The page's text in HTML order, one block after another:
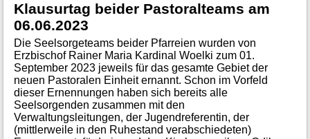
Klausurtag beider Pastoralteams am
06.06.2023
Die Seelsorgeteams beider Pfarreien wurden von
Erzbischof Rainer Maria Kardinal Woelki zum 01.
September 2023 jeweils für das gesamte Gebiet der
neuen Pastoralen Einheit ernannt. Schon im Vorfeld
dieser Ernennungen haben sich bereits alle
Seelsorgenden zusammen mit den
Verwaltungsleitungen, der Jugendreferentin, der
(mittlerweile in den Ruhestand verabschiedeten)